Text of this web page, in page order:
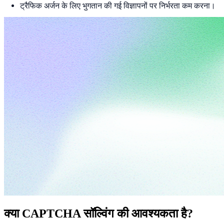
ट्रैफिक अर्जन के लिए भुगतान की गई विज्ञापनों पर निर्भरता कम करना।
क्या CAPTCHA सॉल्विंग की आवश्यकता है?